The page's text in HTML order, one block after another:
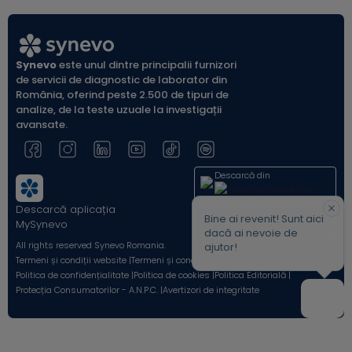
Synevoeste unul dintre principalii furnizori
de servicii de diagnostic de laborator din
România, oferind peste 2.500 de tipuri de
analize, de la teste uzuale la investigații
avansate.
Descarcă aplicația
MySynevo
Descarcă din
All rights reserved Synevo Romania.
Termeni și condiții website |Termeni și condiții Shop Online |
Politica de confidențialitate |Politica de cookies |Politica Editorială |
Protecția Consumatorilor - A.N.P.C. |Avertizori de integritate
Bine ai revenit! Sunt aici
dacă ai nevoie de
ajutor!